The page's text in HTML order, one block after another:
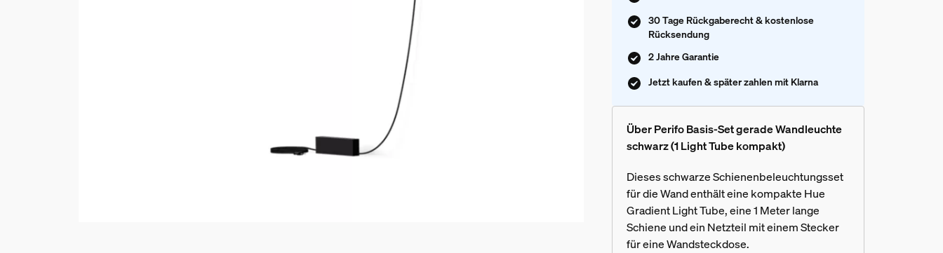
30 Tage Rückgaberecht & kostenlose
Rücksendung
2 Jahre Garantie
Jetzt kaufen & später zahlen mit Klarna
Über Perifo Basis-Set gerade Wandleuchte
schwarz (1 Light Tube kompakt)
Dieses schwarze Schienenbeleuchtungsset
für die Wand enthält eine kompakte Hue
Gradient Light Tube, eine 1 Meter lange
Schiene und ein Netzteil mit einem Stecker
für eine Wandsteckdose.